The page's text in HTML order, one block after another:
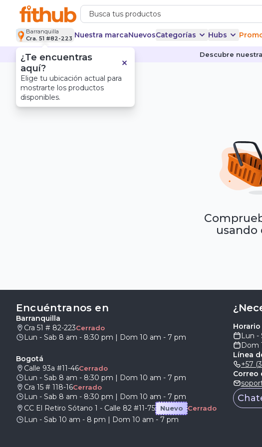
Barranquilla
Cra. 51 #82-223 Nuestra marcaNuevosCategorías Hubs
Descubre
usando
Encuéntranos en
Barranquilla
Cra 51 # 82-223Cerrado
Lun - Sab 8 am - 8:30 pm | Dom 10 am - 7 pm
Bogotá
Calle 93a #11-46Cerrado
Lun - Sab 8 am - 8:30 pm | Dom 10 am - 7 pm
Cra 15 # 118-16Cerrado
Lun - Sab 8 am - 8:30 pm | Dom 10 am - 7 pm
CC El Retiro Sótano 1 - Calle 82 #11-75
Nuevo Cerrado
Lun - Sab 10 am - 8 pm | Dom 10 am - 7 pm
Lun -
Dom
Línea
+57
Correo
¿Te encuentras
aquí?
Elige tu ubicación actual para
mostrarte los productos
disponibles.